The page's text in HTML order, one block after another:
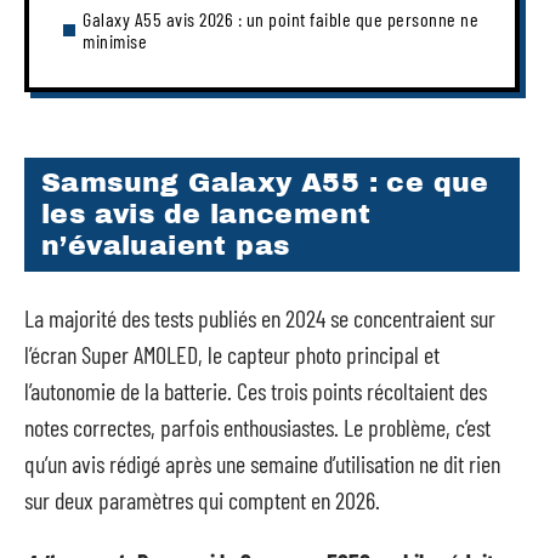
Galaxy A55 avis 2026 : un point faible que personne ne
minimise
Samsung Galaxy A55 : ce que
les avis de lancement
n’évaluaient pas
La majorité des tests publiés en 2024 se concentraient sur
l’écran Super AMOLED, le capteur photo principal et
l’autonomie de la batterie. Ces trois points récoltaient des
notes correctes, parfois enthousiastes. Le problème, c’est
qu’un avis rédigé après une semaine d’utilisation ne dit rien
sur deux paramètres qui comptent en 2026.